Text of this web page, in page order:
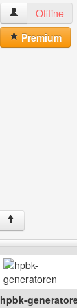
hpbk-Offline
Premium
↑
hpbk-